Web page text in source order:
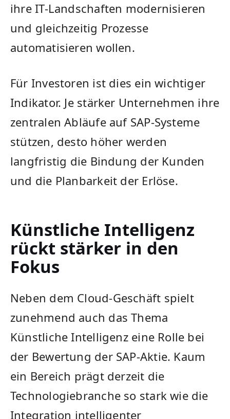
ihre IT-Landschaften modernisieren
und gleichzeitig Prozesse
automatisieren wollen.
Für Investoren ist dies ein wichtiger
Indikator. Je stärker Unternehmen ihre
zentralen Abläufe auf SAP-Systeme
stützen, desto höher werden
langfristig die Bindung der Kunden
und die Planbarkeit der Erlöse.
Künstliche Intelligenz
rückt stärker in den
Fokus
Neben dem Cloud-Geschäft spielt
zunehmend auch das Thema
Künstliche Intelligenz eine Rolle bei
der Bewertung der SAP-Aktie. Kaum
ein Bereich prägt derzeit die
Technologiebranche so stark wie die
Integration intelligenter